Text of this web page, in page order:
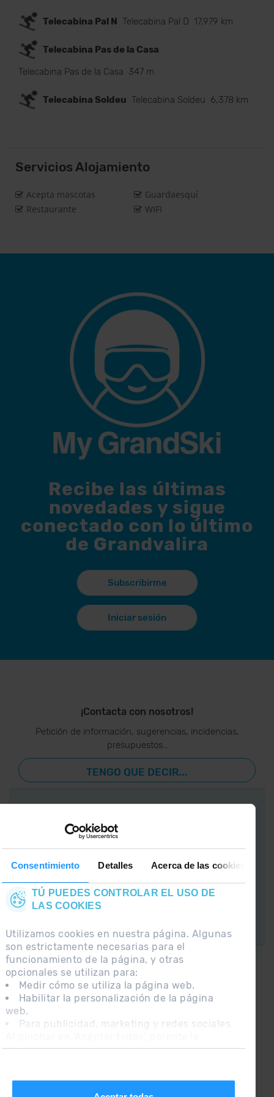
Consentimiento Detalles Acerca de las cookies
TÚ PUEDES CONTROLAR EL USO DE
LAS COOKIES
Utilizamos cookies en nuestra página. Algunas
son estrictamente necesarias para el
funcionamiento de la página, y otras
opcionales se utilizan para:
Medir cómo se utiliza la página web.
Habilitar la personalización de la página
web.
Para publicidad, marketing y redes sociales.
instalación de las cookies. Si prefieres
Telecabina Pal N Telecabina Pal D 17,979 km
Telecabina Pas de la Casa
Telecabina Pas de la Casa 347 m
Telecabina Soldeu Telecabina Soldeu 6,378 km
Servicios Alojamiento
Acepta mascotas
Guardaesquí
Restaurante
WIFI
Recibe las últimas
novedades y sigue
conectado con lo último
de Grandvalira
Subscribirme
Iniciar sesión
¡Contacta con nosotros!
Petición de información, sugerencias, incidencias,
presupuestos…
TENGO QUE DECIR...
APP GrandValira
Ahora, lo más
importante en
tu bolsillo.
¡CONECTA CON
GRANDVALIRA!
Síguenos en las Redes Sociales y